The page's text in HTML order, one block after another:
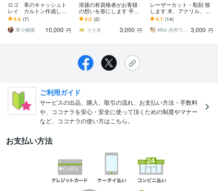
ロゴ 革のキャッシュト
レイ カルトン作成しま
す ショップやオリジナル
のロゴをレザートレイに
彫刻します
5.0 (7)
革小物屋
10,000 円
溶接の有資格者がお客様
の想いを形にします 手書
き図面でもOK こう言うの
が作りたい！ 相談してく
ださい
5.0 (2)
うり夫
3,000 円
レーザーカット・彫刻 致
します 木、アクリル、
布、皮、紙のカット＆彫
刻（形・絵・文字・写
真）
4.7 (14)
kiho 共作ウッドワークス 3,000 円
ご利用ガイド
サービスの出品、購入、取引の流れ、お支払い方法・手数料
や、ココナラを安心・安全に使って頂くための制度やマナー
など、ココナラの使い方はこちら。
お支払い方法